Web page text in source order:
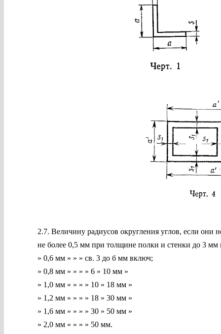
2.7. Величину радиусов округления углов, если они
не более 0,5 мм при толщине полки и стенки до 3 мм
» 0,6 мм » » » св. 3 до б мм включ;
» 0,8 мм » » » » 6 » 10 мм »
» 1,0 мм » » » » 10 » 18 мм »
» 1,2 мм » » » » 18 » 30 мм »
» 1,6 мм » » » » 30 » 50 мм »
» 2,0 мм » » » » 50 мм.